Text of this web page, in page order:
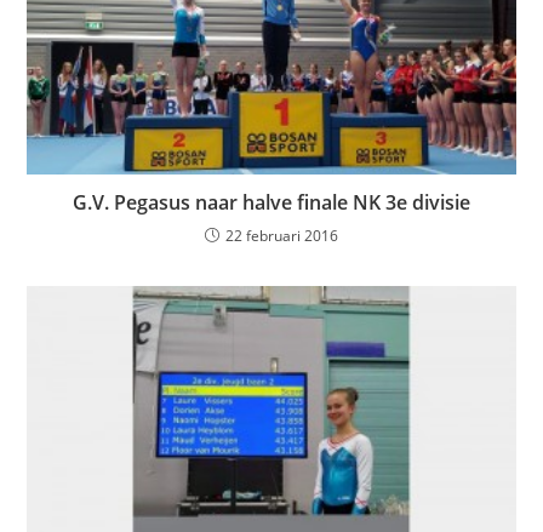
G.V. Pegasus naar halve finale NK 3e divisie
22 februari 2016